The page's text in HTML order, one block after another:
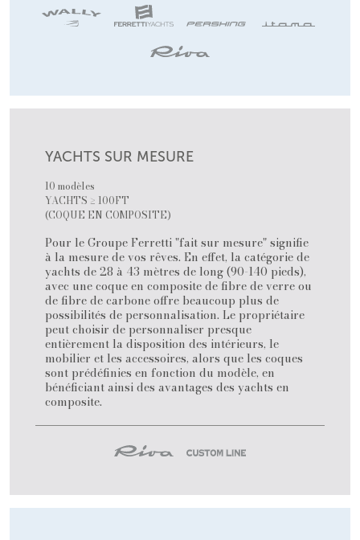
YACHTS SUR MESURE
10 modèles
YACHTS ≥ 100FT
(COQUE EN COMPOSITE)
Pour le Groupe Ferretti "fait sur mesure" signifie
à la mesure de vos rêves. En effet, la catégorie de
yachts de 28 à 43 mètres de long (90-140 pieds),
avec une coque en composite de fibre de verre ou
de fibre de carbone offre beaucoup plus de
possibilités de personnalisation. Le propriétaire
peut choisir de personnaliser presque
entièrement la disposition des intérieurs, le
mobilier et les accessoires, alors que les coques
sont prédéfinies en fonction du modèle, en
bénéficiant ainsi des avantages des yachts en
composite.